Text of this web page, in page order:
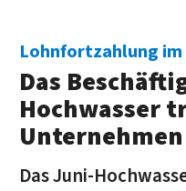
Lohnfortzahlung
Das
Hochwasser
Unternehmen
Das Juni-